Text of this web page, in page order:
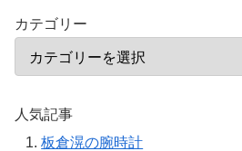
カテゴリー
人気記事
板倉滉の腕時計